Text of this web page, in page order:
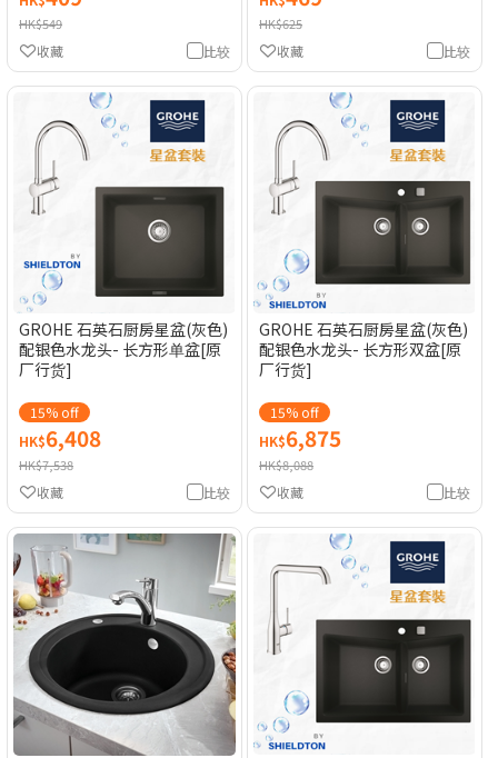
HK$549
比较
收藏
HK$625
比较
收藏
GROHE 石英石厨房星盆(灰色)
配银色水龙头- 长方形单盆[原
厂行货]
15% off
HK$6,408
HK$7,538
比较
收藏
GROHE 石英石厨房星盆(灰色)
配银色水龙头- 长方形双盆[原
厂行货]
15% off
HK$6,875
HK$8,088
比较
收藏